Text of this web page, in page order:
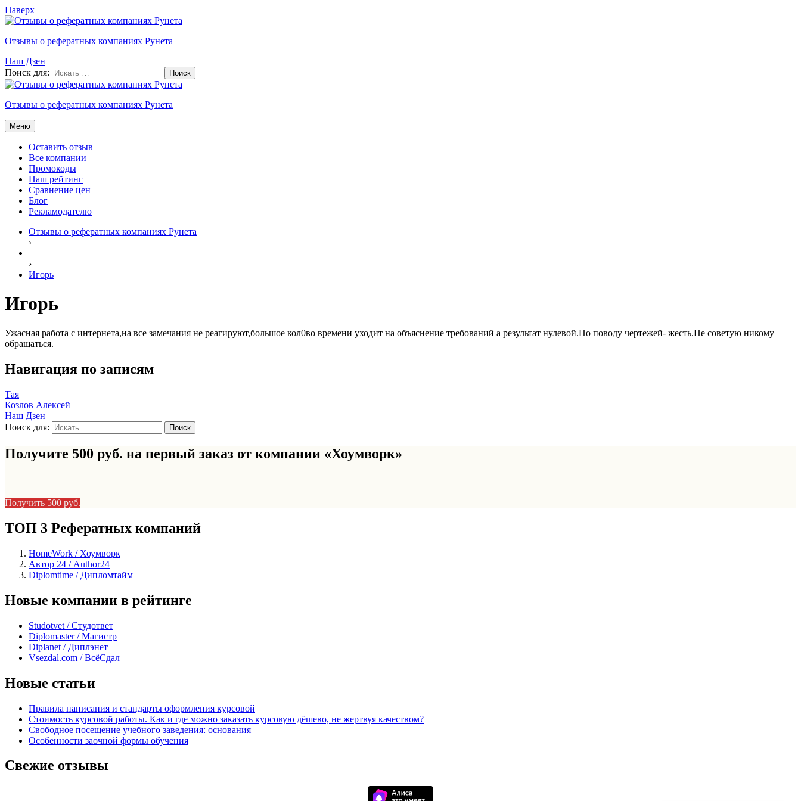
Наверх
Отзывы о рефератных компаниях Рунета
Наш Дзен
Поиск для:
Отзывы о рефератных компаниях Рунета
Меню
Оставить отзыв
Все компании
Промокоды
Наш рейтинг
Сравнение цен
Блог
Рекламодателю
Отзывы о рефератных компаниях Рунета
›
›
Игорь
Игорь
Ужасная работа с интернета,на все замечания не реагируют,большое кол0во времени уходит на объяснение требований а результат нулевой.По поводу чертежей- жесть.Не советую никому
обращаться.
Навигация по записям
Тая
Козлов Алексей
Наш Дзен
Поиск для:
Получите 500 руб. на первый заказ от компании «Хоумворк»
Получить 500 руб.
ТОП 3 Рефератных компаний
HomeWork / Хоумворк
Автор 24 / Author24
Diplomtime / Дипломтайм
Новые компании в рейтинге
Studotvet / Студответ
Diplomaster / Магистр
Diplanet / Диплэнет
Vsezdal.com / ВсёСдал
Новые статьи
Правила написания и стандарты оформления курсовой
Стоимость курсовой работы. Как и где можно заказать курсовую дёшево, не жертвуя качеством?
Свободное посещение учебного заведения: основания
Особенности заочной формы обучения
Свежие отзывы